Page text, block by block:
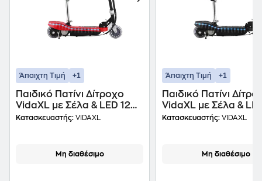
Άπαιχτη Τιμή +1
Παιδικό Πατίνι Δίτροχο
VidaXL με Σέλα & LED 120
W - Κόκκινο/ Μαύρο
Κατασκευαστής: VIDAXL
Μη διαθέσιμο
Άπαιχτη Τιμή +1
Παιδικό Πατίνι
VidaXL με Σέλα &
W - Μαύρο
Κατασκευαστής: VIDAXL
Μη διαθέσιμο